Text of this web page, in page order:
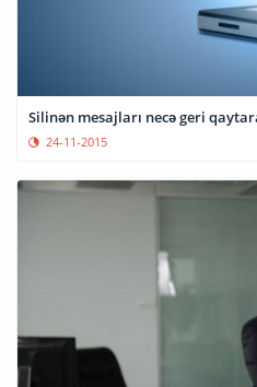
Silinən mesajları necə geri
24-11-2015